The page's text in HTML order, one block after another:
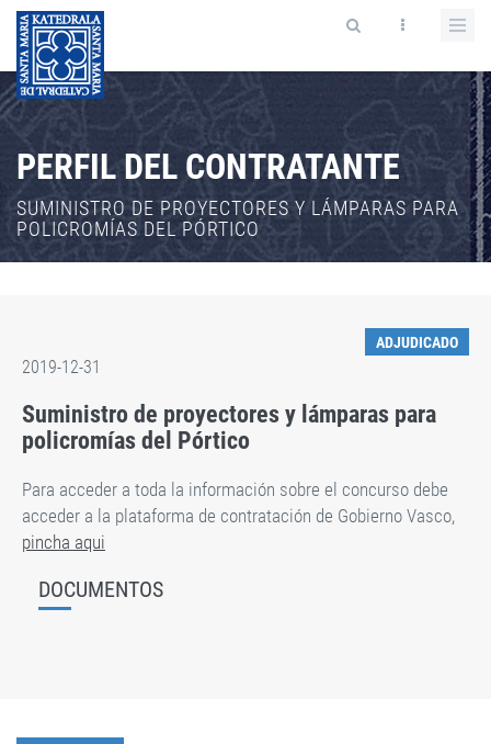
PERFIL DEL CONTRATANTE
SUMINISTRO DE PROYECTORES Y LÁMPARAS PARA
POLICROMÍAS DEL PÓRTICO
ADJUDICADO
2019-12-31
Suministro de proyectores y lámparas para
policromías del Pórtico
Para acceder a toda la información sobre el concurso debe
acceder a la plataforma de contratación de Gobierno Vasco,
pincha aqui
DOCUMENTOS